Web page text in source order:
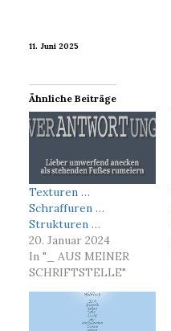
11. Juni 2025
Ähnliche Beiträge
Texturen …
Schraffuren …
Strukturen …
20. Januar 2024
In "_ AUS MEINER
SCHRIFTSTELLE"